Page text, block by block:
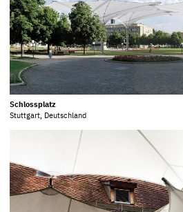
Schlossplatz
Stuttgart, Deutschland